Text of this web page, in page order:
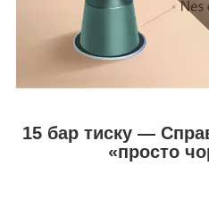
15 бар тиску —
«просто